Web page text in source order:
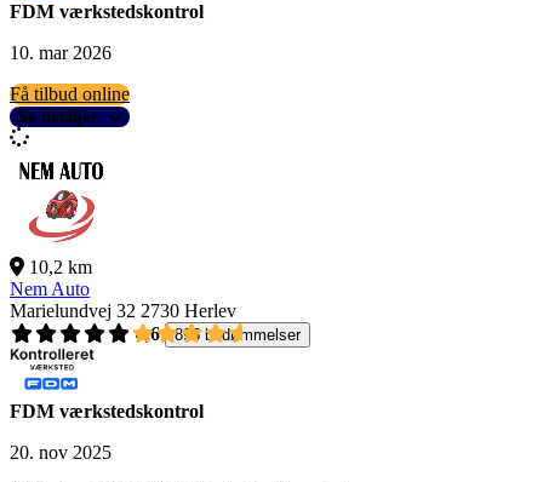
FDM værkstedskontrol
10. mar 2026
Få tilbud online
Se detaljer
10,2 km
Nem Auto
Marielundvej 32 2730 Herlev
4,6
895 bedømmelser
FDM værkstedskontrol
20. nov 2025